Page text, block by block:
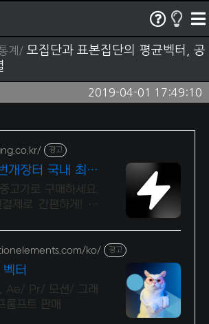
계/ 모집단과 표본집단의 평균벡터, 공
2019-04-01 17:49:10
광고
개장터 국내 최대
래고가로 구매하세요.
제로 간편하게! 전
이상의 신규 상품
ko/ 광고
터
Ae/ Pr/ 모션/ 그래
프트 판매